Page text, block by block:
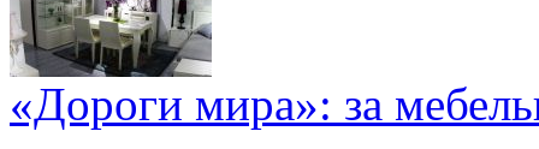
«Дороги мира»: за